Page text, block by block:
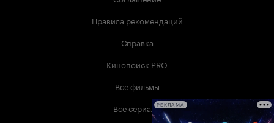
Правила рекомендаций
Справка
Кинопоиск PRO
Все фильмы
Все сериалыРЕКЛАМА